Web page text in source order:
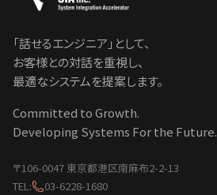
「話せるエンジニア」として、
お客様との対話を重視し、
最適なシステムを提案します。
Committed to Growth.
Developing Systems For the Future.
〒106-0047 東京都港区南麻布2-2-13
TEL:
03-6228-1680